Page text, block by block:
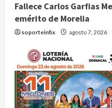
Fallece Carlos Garfias
emérito de Morelia
soporteinfix agosto 7, 2026